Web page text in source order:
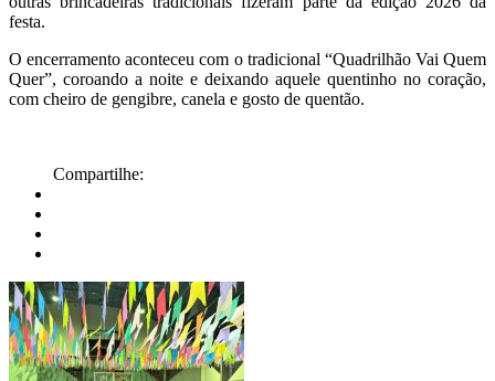
festa.
O encerramento aconteceu com o tradicional “Quadrilhão Vai Quem
Quer”, coroando a noite e deixando aquele quentinho no coração,
com cheiro de gengibre, canela e gosto de quentão.
Compartilhe: